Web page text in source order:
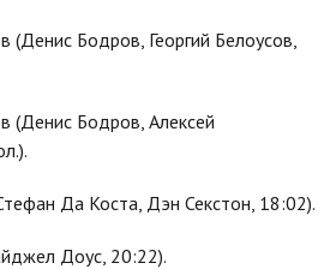
Бодров, Георгий Белоусов,
(Денис Бодров, Алексей
Да Коста, Дэн Секстон, 18:02).
Доус, 20:22).